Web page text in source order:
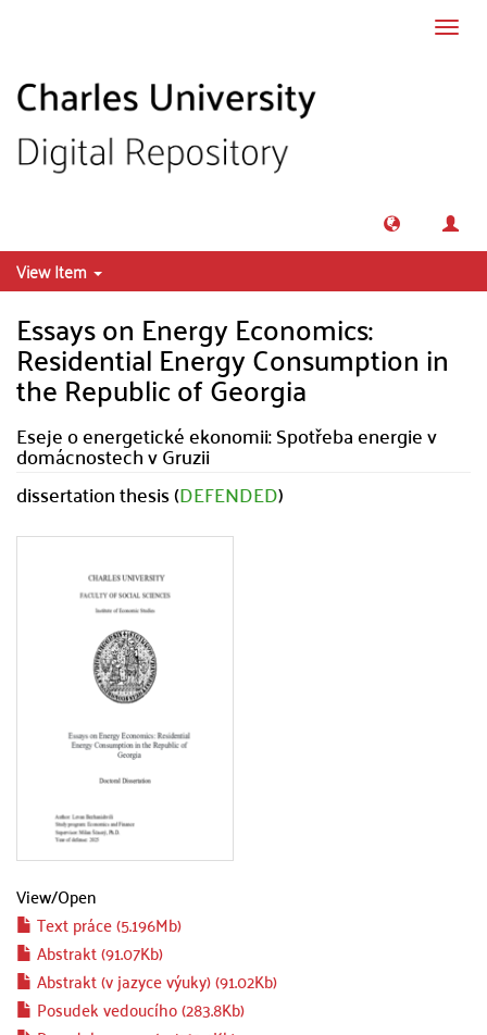
View Item
Essays on Energy Economics:
Residential Energy Consumption in
the Republic of Georgia
Eseje o energetické ekonomii: Spotřeba energie v
domácnostech v Gruzii
dissertation thesis (DEFENDED)
View/Open
Text práce (5.196Mb)
Abstrakt (91.07Kb)
Abstrakt (v jazyce výuky) (91.02Kb)
Posudek vedoucího (283.8Kb)